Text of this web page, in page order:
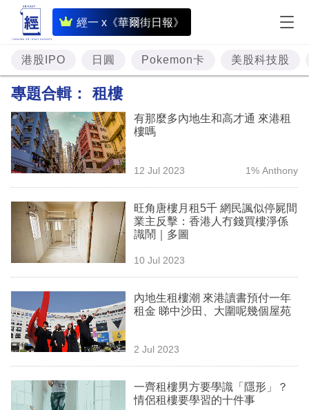
經一 x《華爾街日報》
即
時
財
經
題
投
資
樓
市
理
業
科
技
港股IPO 日圓 Pokemon卡 美股科技股
專題合輯： 租樓
有那麼多內地生和高才通 來港租
樓嗎
12 Jul 2023 1% Anthony
旺角唐樓月租5千 網民諷似停屍間
業主反擊：香港人冇錢買樓淨係
識鬧｜多圖
10 Jul 2023
內地生租樓潮 來港讀書預付一年
租金 睇中沙田、大圍呢幾個屋苑
2 Jul 2023
一齊租樓男方要學識「隱形」？
情侶租樓要學習的十件事